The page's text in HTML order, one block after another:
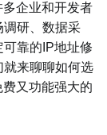
企业和开发者
调研、数据采
靠的IP地址修
来聊聊如何选
又功能强大的